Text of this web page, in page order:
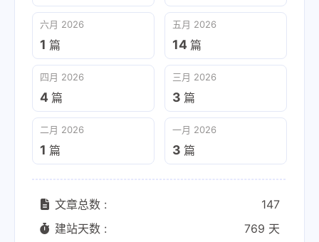
六月 2026
1 篇
五月 2026
14 篇
四月 2026
4 篇
三月 2026
3 篇
二月 2026
1 篇
一月 2026
3 篇
文章总数 :
147
建站天数 :
769 天